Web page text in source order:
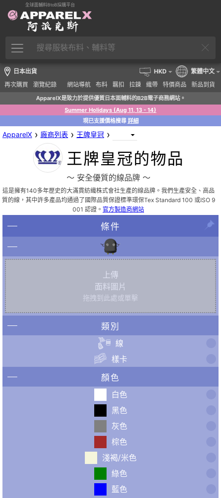
全球面輔料BtoB採購平台
日本出貨
再次購買
瀏覽紀錄 網站導航 布料 羈扣 拉鍊 織帶 特價商品 新品到貨
HKD 繁體中文
ApparelX是致力於提供優質日本面輔料的B2B電子商務網站。
Summer Holidays (Aug 11, 13 - 14)
現已支援價格搜尋 詳細
ApparelX › 廠商列表 › 王牌皇冠 ›
王牌皇冠的物品
〜 安全優質的線品牌 〜
這是擁有140多年歷史的大滿貫紡織株式會社生產的線品牌。我們生產安全、高品
質的線，其中許多產品均通過了國際品質保證標準環保Tex Standard 100 或ISO 9
001 認證。官方製造商網站
條件
上傳
面料圖片
拖拽到此處或單擊
類別
線
樣卡
顏色
白色
黑色
灰色
棕色
淺褐/米色
綠色
藍色